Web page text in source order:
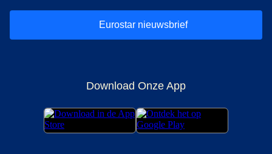
Eurostar nieuwsbrief
Download Onze App